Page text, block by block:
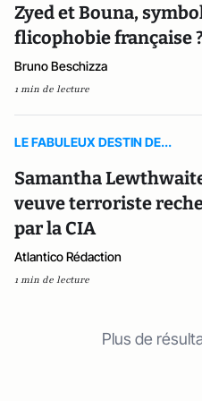
Zyed et Bouna,
flicophobie française
Bruno Beschizza
1 min de lecture
LE FABULEUX DESTIN DE...
Samantha
veuve terroriste
par la CIA
Atlantico Rédaction
1 min de lecture
Plus de